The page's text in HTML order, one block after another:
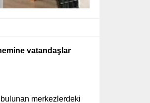
vatandaşlar
merkezlerdeki